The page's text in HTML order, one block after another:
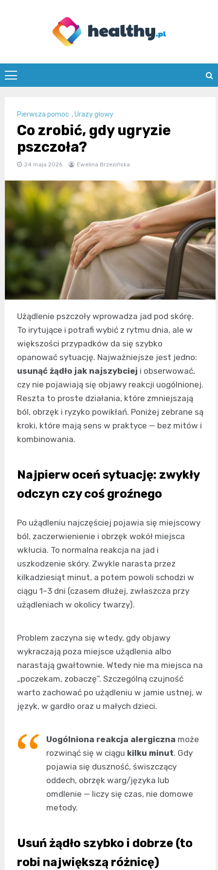
healthy.pl
Pierwsza pomoc ,Urazy głowy
Co zrobić, gdy ugryzie
pszczoła?
24 maja 2026 Ewelina Brzezińska
Użądlenie pszczoły wprowadza jad pod skórę.
To irytujące i potrafi wybić z rytmu dnia, ale w
większości przypadków da się szybko
opanować sytuację. Najważniejsze jest jedno:
usunąć żądło jak najszybciej i obserwować,
czy nie pojawiają się objawy reakcji uogólnionej.
Reszta to proste działania, które zmniejszają
ból, obrzęk i ryzyko powikłań. Poniżej zebrane są
kroki, które mają sens w praktyce — bez mitów i
kombinowania.
Najpierw oceń sytuację: zwykły
odczyn czy coś groźnego
Po użądleniu najczęściej pojawia się miejscowy
ból, zaczerwienienie i obrzęk wokół miejsca
wkłucia. To normalna reakcja na jad i
uszkodzenie skóry. Zwykle narasta przez
kilkadziesiąt minut, a potem powoli schodzi w
ciągu 1–3 dni (czasem dłużej, zwłaszcza przy
użądleniach w okolicy twarzy).
Problem zaczyna się wtedy, gdy objawy
wykraczają poza miejsce użądlenia albo
narastają gwałtownie. Wtedy nie ma miejsca na
„poczekam, zobaczę”. Szczególną czujność
warto zachować po użądleniu w jamie ustnej, w
język, w gardło oraz u małych dzieci.
Uogólniona reakcja alergiczna może
rozwinąć się w ciągu kilku minut. Gdy
pojawia się duszność, świszczący
oddech, obrzęk warg/języka lub
omdlenie — liczy się czas, nie domowe
metody.
Usuń żądło szybko i dobrze (to
robi największą różnicę)